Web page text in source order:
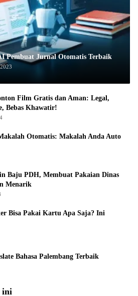
Pembuat Jurnal Otomatis Terbaik
Film Gratis dan Aman: Legal,
Bebas Khawatir!
Otomatis: Makalah Anda Auto
Baju PDH, Membuat Pakaian Dinas
Menarik
Bisa Pakai Kartu Apa Saja? Ini
Bahasa Palembang Terbaik
ini